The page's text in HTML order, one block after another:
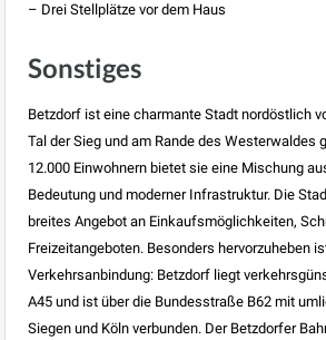
– Drei Stellplätze vor dem Haus
Sonstiges
Betzdorf ist eine charmante Stadt nordöstlich
Tal der Sieg und am Rande des Westerwaldes
12.000 Einwohnern bietet sie eine Mischung
Bedeutung und moderner Infrastruktur. Die
breites Angebot an Einkaufsmöglichkeiten,
Freizeitangeboten. Besonders hervorzuheben
Verkehrsanbindung: Betzdorf liegt
A45 und ist über die Bundesstraße B62 mit
Siegen und Köln verbunden. Der Betzdorfer